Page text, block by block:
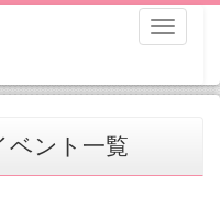
Toggle
ベント一覧